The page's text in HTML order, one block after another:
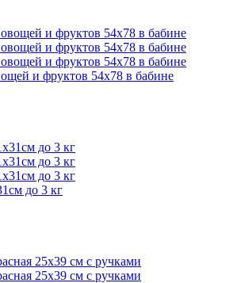
и фруктов 54x78 в бабине
до 3 кг